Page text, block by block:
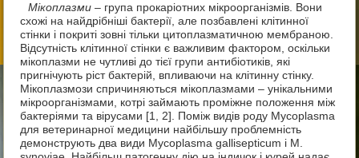
Мікоплазми – група прокаріотних мікроорганізмів. Вони
схожі на найдрібніші бактерії, але позбавлені клітинної
стінки і покриті зовні тільки цитоплазматичною мембраною.
Відсутність клітинної стінки є важливим фактором, оскільки
мікоплазми не чутливі до тієї групи антибіотиків, які
пригнічують ріст бактерій, впливаючи на клітинну стінку.
Мікоплазмози спричиняються мікоплазмами – унікальними
мікроорганізмами, котрі займають проміжне положення між
бактеріями та вірусами [1, 2]. Поміж видів роду Mycoplasma
для ветеринарної медицини найбільшу проблемність
демонструють два види Mycoplasma gallisepticum і M.